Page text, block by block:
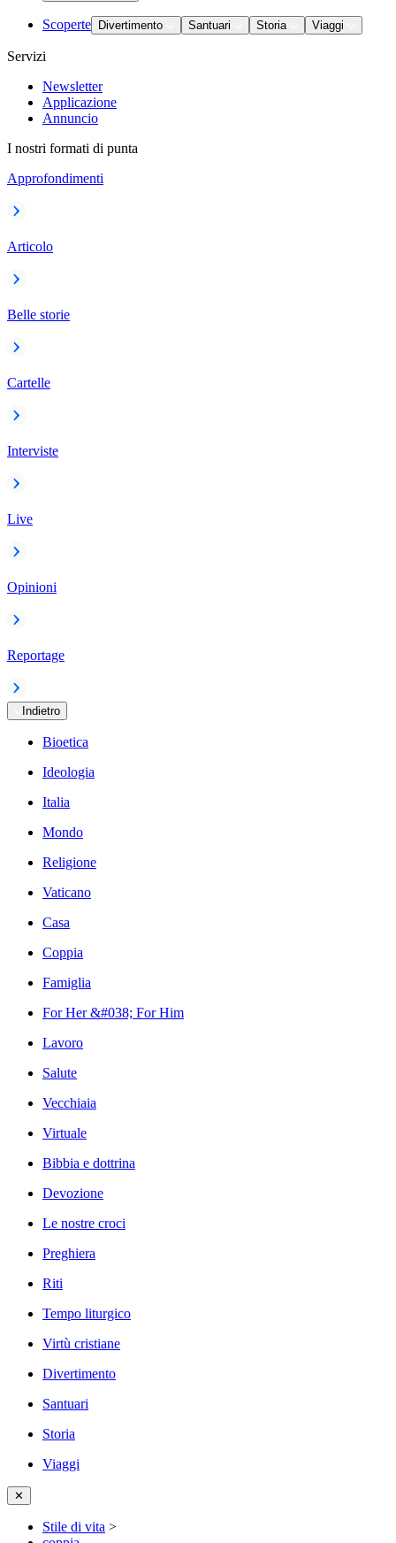
Scoperte Divertimento Santuari Storia Viaggi
Servizi
Newsletter
Applicazione
Annuncio
I nostri formati di punta
Approfondimenti
Articolo
Belle storie
Cartelle
Interviste
Live
Opinioni
Reportage
Indietro
Bioetica
Ideologia
Italia
Mondo
Religione
Vaticano
Casa
Coppia
Famiglia
For Her &#038; For Him
Lavoro
Salute
Vecchiaia
Virtuale
Bibbia e dottrina
Devozione
Le nostre croci
Preghiera
Riti
Tempo liturgico
Virtù cristiane
Divertimento
Santuari
Storia
Viaggi
✕
Stile di vita >